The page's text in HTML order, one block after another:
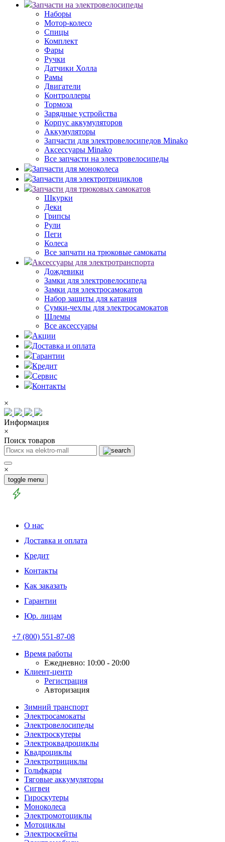
Запчасти на электровелосипеды
Наборы
Мотор-колесо
Спицы
Комплект
Фары
Ручки
Датчики Холла
Рамы
Двигатели
Контроллеры
Тормоза
Зарядные устройства
Корпус аккумуляторов
Аккумуляторы
Запчасти для электровелосипедов Minako
Аксессуары Minako
Все запчасти на электровелосипеды
Запчасти для моноколеса
Запчасти для электротрициклов
Запчасти для трюковых самокатов
Шкурки
Деки
Грипсы
Рули
Пеги
Колеса
Все запчати на трюковые самокаты
Аксессуары для электротранспорта
Дождевики
Замки для электровелосипеда
Замки для электросамокатов
Набор защиты для катания
Сумки-чехлы для электросамокатов
Шлемы
Все аксессуары
Акции
Доставка и оплата
Гарантии
Кредит
Сервис
Контакты
×
Информация
×
Поиск товаров
×
toggle menu
О нас
Доставка и оплата
Кредит
Контакты
Как заказать
Гарантии
Юр. лицам
+7 (800) 551-87-08
Время работы
Ежедневно: 10:00 - 20:00
Клиент-центр
Регистрация
Авторизация
Зимний транспорт
Электросамокаты
Электровелосипеды
Электроскутеры
Электроквадроциклы
Квадроциклы
Электротрициклы
Гольфкары
Тяговые аккумуляторы
Сигвеи
Гироскутеры
Моноколеса
Электромотоциклы
Мотоциклы
Электроскейты